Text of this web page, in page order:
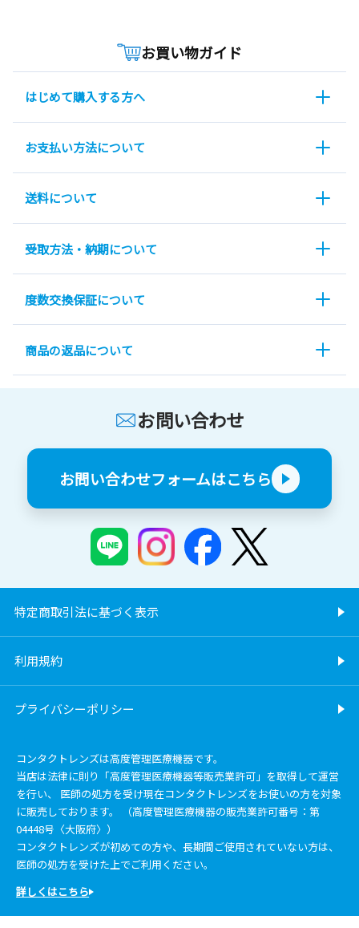
お買い物ガイド
はじめて購入する方へ
お支払い方法について
送料について
受取方法・納期について
度数交換保証について
商品の返品について
お問い合わせ
お問い合わせフォームはこちら
特定商取引法に基づく表示
利用規約
プライバシーポリシー
コンタクトレンズは高度管理医療機器です。
当店は法律に則り「高度管理医療機器等販売業許可」を取得して運営
を行い、 医師の処方を受け現在コンタクトレンズをお使いの方を対象
に販売しております。 （高度管理医療機器の販売業許可番号：第
04448号〈大阪府〉）
コンタクトレンズが初めての方や、長期間ご使用されていない方は、
医師の処方を受けた上でご利用ください。
詳しくはこちら